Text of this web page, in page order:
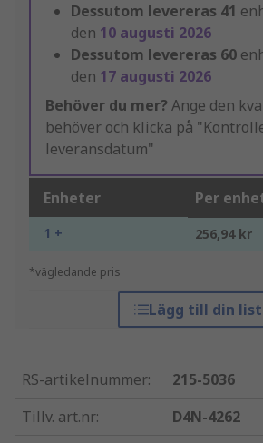
Dessutom levereras 41
den 10 augusti 2026
Dessutom levereras 60
den 17 augusti 2026
Behöver du mer? Ange den
behöver och klicka på
leveransdatum"
Enheter Per
1 + 256,94 kr
*vägledande pris
Lägg till din
RS-artikelnummer:
215-5036
Tillv. art.nr:
D4N-4262